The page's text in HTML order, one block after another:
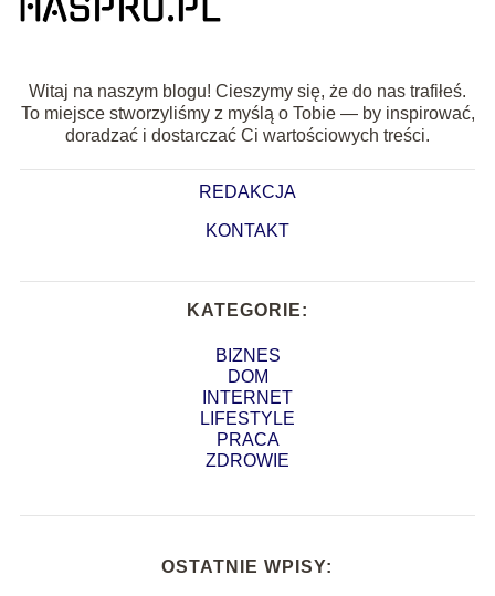
Witaj na naszym blogu! Cieszymy się, że do nas trafiłeś.
To miejsce stworzyliśmy z myślą o Tobie — by inspirować,
doradzać i dostarczać Ci wartościowych treści.
REDAKCJA
KONTAKT
KATEGORIE:
BIZNES
DOM
INTERNET
LIFESTYLE
PRACA
ZDROWIE
OSTATNIE WPISY: